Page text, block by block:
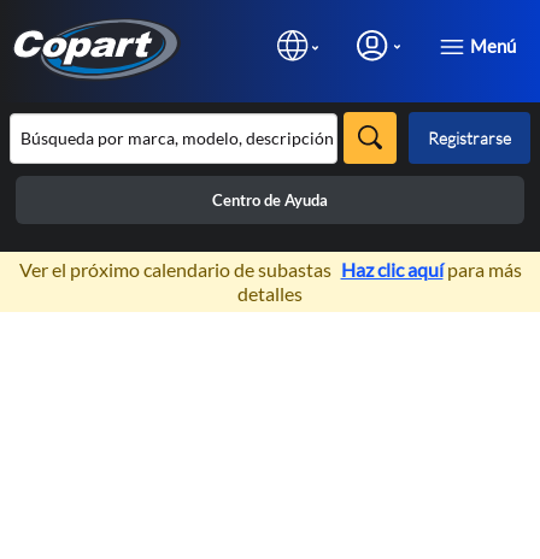
Menú
Registrarse
Centro de Ayuda
×
Ver el próximo calendario de subastas Haz clic aquípara más
detalles